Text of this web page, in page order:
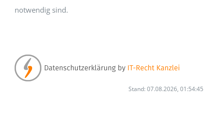
notwendig sind.
Stand: 07.08.2026, 01:54:45